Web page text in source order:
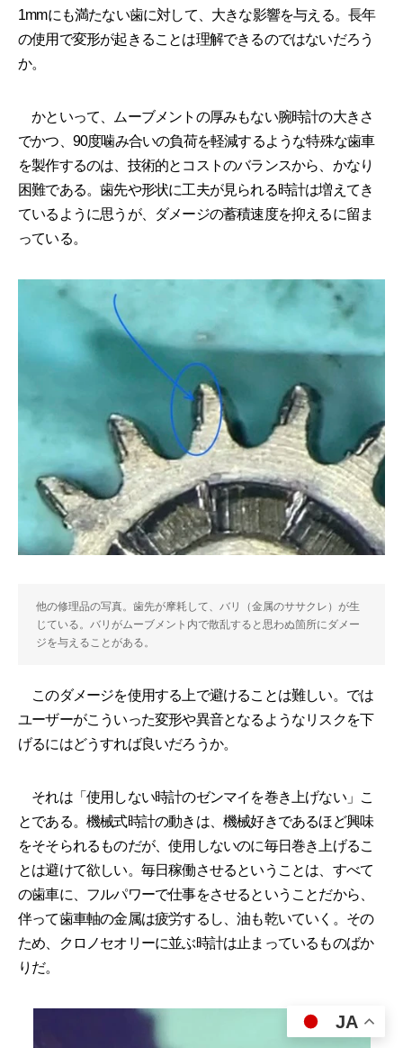
1mmにも満たない歯に対して、大きな影響を与える。長年
の使用で変形が起きることは理解できるのではないだろう
か。
かといって、ムーブメントの厚みもない腕時計の大きさ
でかつ、90度噛み合いの負荷を軽減するような特殊な歯車
を製作するのは、技術的とコストのバランスから、かなり
困難である。歯先や形状に工夫が見られる時計は増えてき
ているように思うが、ダメージの蓄積速度を抑えるに留ま
っている。
他の修理品の写真。歯先が摩耗して、バリ（金属のササクレ）が生
じている。バリがムーブメント内で散乱すると思わぬ箇所にダメー
ジを与えることがある。
このダメージを使用する上で避けることは難しい。では
ユーザーがこういった変形や異音となるようなリスクを下
げるにはどうすれば良いだろうか。
それは「使用しない時計のゼンマイを巻き上げない」こ
とである。機械式時計の動きは、機械好きであるほど興味
をそそられるものだが、使用しないのに毎日巻き上げるこ
とは避けて欲しい。毎日稼働させるということは、すべて
の歯車に、フルパワーで仕事をさせるということだから、
伴って歯車軸の金属は疲労するし、油も乾いていく。その
ため、クロノセオリーに並ぶ時計は止まっているものばか
りだ。
JA